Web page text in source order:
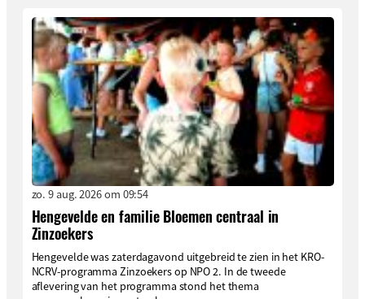
zo. 9 aug. 2026 om 09:54
Hengevelde en familie Bloemen centraal in
Zinzoekers
Hengevelde was zaterdagavond uitgebreid te zien in het KRO-
NCRV-programma Zinzoekers op NPO 2. In de tweede
aflevering van het programma stond het thema